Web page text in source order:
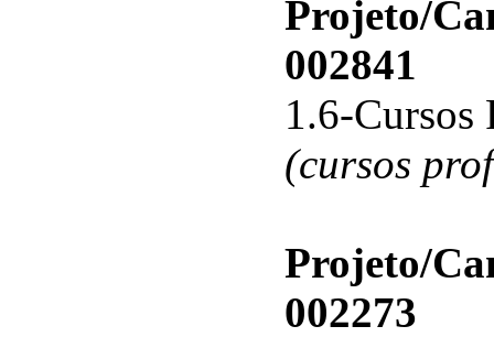
Projeto/
002841
1.6-Cursos
(cursos
Projeto/
002273